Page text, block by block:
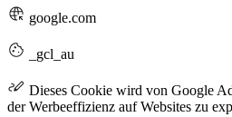
google.com
_gcl_au
Dieses Cookie wird von Google
der Werbeeffizienz auf Websites zu